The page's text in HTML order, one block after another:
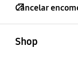
Cancelar
Shop